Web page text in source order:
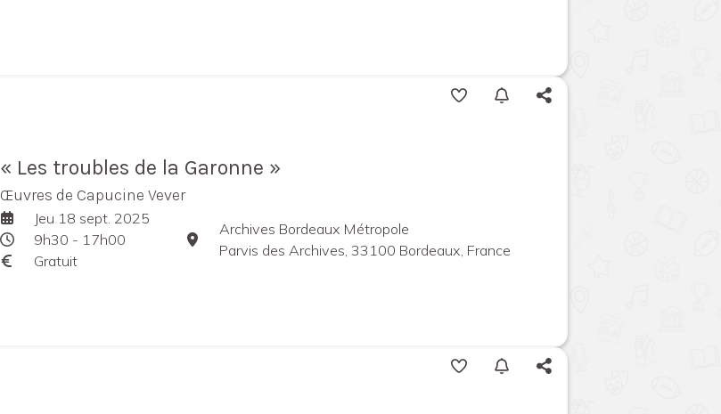
« Les troubles de la Garonne »
Œuvres de Capucine Vever
Jeu 18 sept. 2025
9h30 - 17h00
Gratuit
Archives Bordeaux Métropole
Parvis des Archives, 33100 Bordeaux, France